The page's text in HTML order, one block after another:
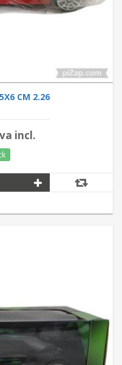
CM 2.26
incl.